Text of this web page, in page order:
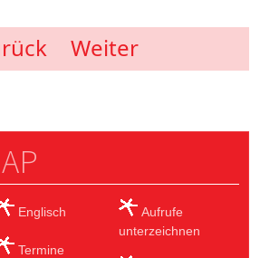
Weiter
Englisch
Termine
Aufrufe
unterzeichnen